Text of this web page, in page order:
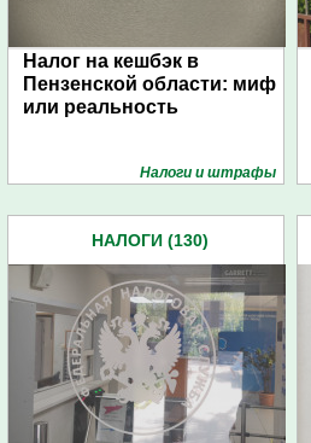
Налог на кешбэк в
Пензенской области: миф
или реальность
Налоги и штрафы
НАЛОГИ (130)